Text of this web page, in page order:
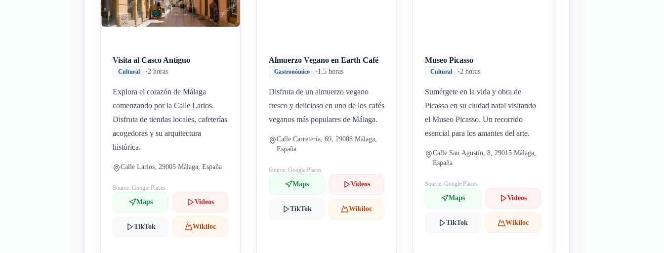
Visita al Casco Antiguo
Cultural •2 horas
Explora el corazón de Málaga
comenzando por la Calle Larios.
Disfruta de tiendas locales, cafeterías
acogedoras y su arquitectura
histórica.
Calle Larios, 29005 Málaga, España
Source: Google Places
Maps Videos
TikTok Wikiloc
Almuerzo Vegano en Earth Café
Gastronómico •1.5 horas
Disfruta de un almuerzo vegano
fresco y delicioso en uno de los cafés
veganos más populares de Málaga.
Calle Carretería, 69, 29008 Málaga,
España
Source: Google Places
Maps Videos
TikTok Wikiloc
Museo Picasso
Cultural •2 horas
Sumérgete en la vida y obra de
Picasso en su ciudad natal visitando
el Museo Picasso. Un recorrido
esencial para los amantes del arte.
Calle San Agustín, 8, 29015 Málaga,
España
Source: Google Places
Maps Videos
TikTok Wikiloc